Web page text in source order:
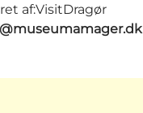
af:VisitDragør